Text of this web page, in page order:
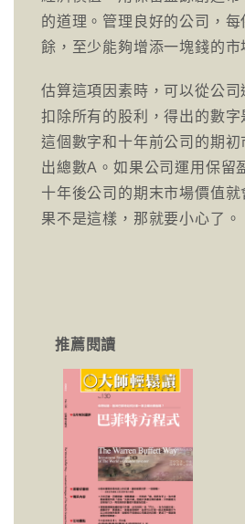
的道理。管理良好的公司，每
餘，至少能夠增添一塊錢的市
估算這項因素時，可以從公
扣除所有的股利，得出的數
這個數字和十年前公司的期
出總數A。如果公司運用保留
十年後公司的期末市場價值就
果不是這樣，那就要小心了。
推薦閱讀